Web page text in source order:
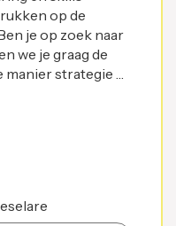
op de
je op zoek naar
we je graag de
strategie …